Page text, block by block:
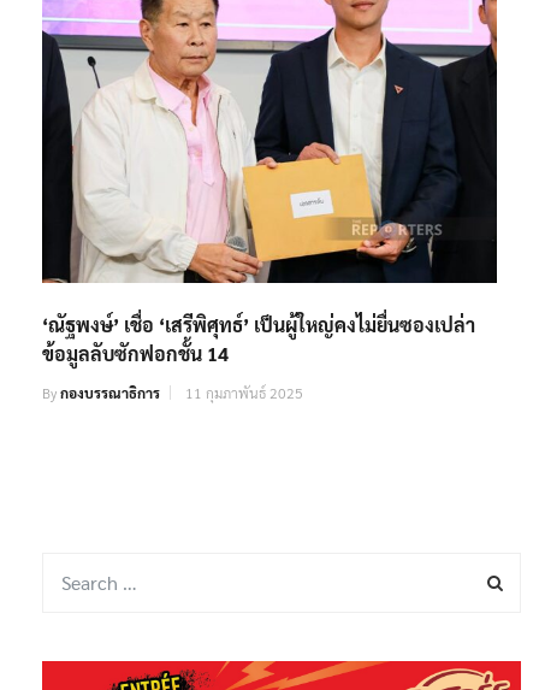
‘ณัฐพงษ์’ เชื่อ ‘เสรีพิศุทธ์’ เป็นผู้ใหญ่คงไม่ยื่นซองเปล่า
ข้อมูลลับซักฟอกชั้น 14
Byกองบรรณาธิการ 11 กุมภาพันธ์ 2025